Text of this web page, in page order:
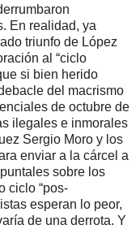
En realidad, ya
triunfo de López
al “ciclo
si bien herido
del macrismo
de octubre de
ilegales e inmorales
Sergio Moro y los
enviar a la cárcel a
sobre los
ciclo “pos-
esperan lo peor,
de una derrota. Y